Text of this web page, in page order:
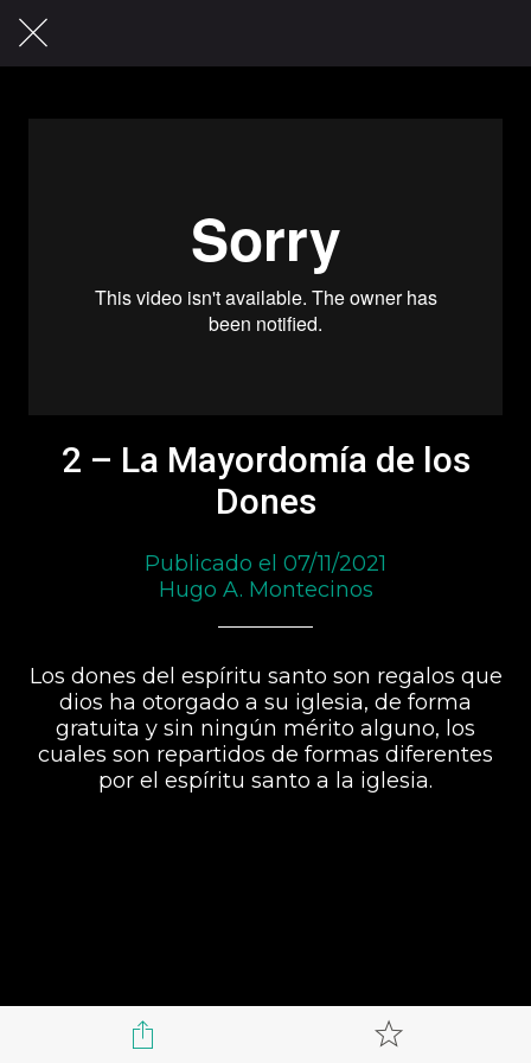
2 – La Mayordomía de los
Dones
Publicado el 07/11/2021
Hugo A. Montecinos
Los dones del espíritu santo son regalos que
dios ha otorgado a su iglesia, de forma
gratuita y sin ningún mérito alguno, los
cuales son repartidos de formas diferentes
por el espíritu santo a la iglesia.